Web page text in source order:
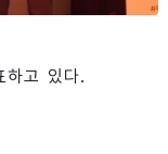
고 있다.